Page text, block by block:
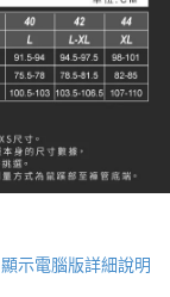
顯示電腦版詳細說明